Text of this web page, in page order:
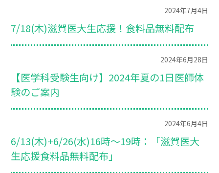
2024年7月4日
7/18(木)滋賀医大生応援！食料品無料配布
2024年6月28日
【医学科受験生向け】2024年夏の1日医師体
験のご案内
2024年6月4日
6/13(木)+6/26(水)16時～19時：「滋賀医大
生応援食料品無料配布」